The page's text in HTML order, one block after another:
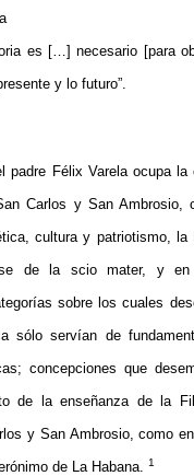
es […] necesario [para
y lo futuro”.
padre Félix Varela ocupa la
Carlos y San Ambrosio,
cultura y patriotismo, la
de la scio mater, y en
sobre los cuales
sólo servían de
concepciones que
de la enseñanza de la
y San Ambrosio, como
de La Habana.
1